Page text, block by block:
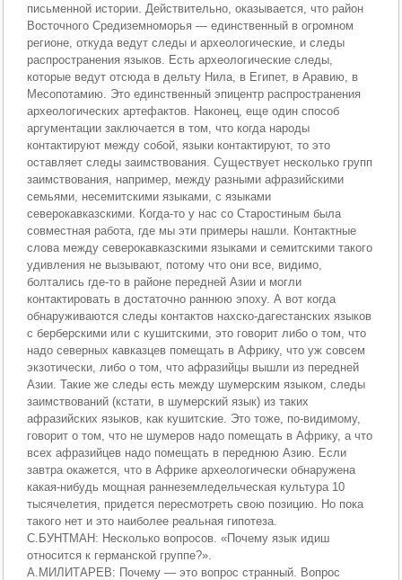
письменной истории. Действительно, оказывается, что район
Восточного Средиземноморья — единственный в огромном
регионе, откуда ведут следы и археологические, и следы
распространения языков. Есть археологические следы,
которые ведут отсюда в дельту Нила, в Египет, в Аравию, в
Месопотамию. Это единственный эпицентр распространения
археологических артефактов. Наконец, еще один способ
аргументации заключается в том, что когда народы
контактируют между собой, языки контактируют, то это
оставляет следы заимствования. Существует несколько групп
заимствования, например, между разными афразийскими
семьями, несемитскими языками, с языками
северокавказскими. Когда-то у нас со Старостиным была
совместная работа, где мы эти примеры нашли. Контактные
слова между северокавказскими языками и семитскими такого
удивления не вызывают, потому что они все, видимо,
болтались где-то в районе передней Азии и могли
контактировать в достаточно раннюю эпоху. А вот когда
обнаруживаются следы контактов нахско-дагестанских языков
с берберскими или с кушитскими, это говорит либо о том, что
надо северных кавказцев помещать в Африку, что уж совсем
экзотически, либо о том, что афразийцы вышли из передней
Азии. Такие же следы есть между шумерским языком, следы
заимствований (кстати, в шумерский язык) из таких
афразийских языков, как кушитские. Это тоже, по-видимому,
говорит о том, что не шумеров надо помещать в Африку, а что
всех афразийцев надо помещать в переднюю Азию. Если
завтра окажется, что в Африке археологически обнаружена
какая-нибудь мощная раннеземледельческая культура 10
тысячелетия, придется пересмотреть свою позицию. Но пока
такого нет и это наиболее реальная гипотеза.
С.БУНТМАН: Несколько вопросов. «Почему язык идиш
относится к германской группе?».
А.МИЛИТАРЕВ: Почему — это вопрос странный. Вопрос